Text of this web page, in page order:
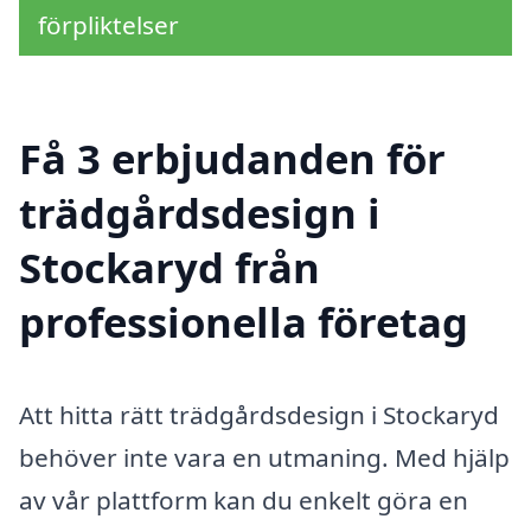
förpliktelser
Få 3 erbjudanden för
trädgårdsdesign i
Stockaryd från
professionella företag
Att hitta rätt trädgårdsdesign i Stockaryd
behöver inte vara en utmaning. Med hjälp
av vår plattform kan du enkelt göra en